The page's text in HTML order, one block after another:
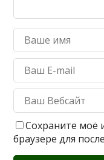
Сохраните моё
браузере для